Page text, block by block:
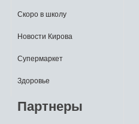
Скоро в школу
Новости Кирова
Супермаркет
Здоровье
Партнеры